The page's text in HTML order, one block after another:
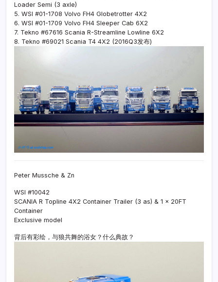
Loader Semi (3 axle)
5. WSI #01-1708 Volvo FH4 Globetrotter 4X2
6. WSI #01-1709 Volvo FH4 Sleeper Cab 6X2
7. Tekno #67616 Scania R-Streamline Lowline 6X2
8. Tekno #69021 Scania T4 4X2 (2016Q3发布)
Peter Mussche & Zn
WSI #10042
SCANIA R Topline 4X2 Container Trailer (3 as) & 1 x 20FT
Container
Exclusive model
背后有彩绘，与狼共舞的浴女？什么典故？